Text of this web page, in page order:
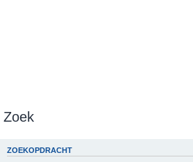
Zoek
ZOEKOPDRACHT